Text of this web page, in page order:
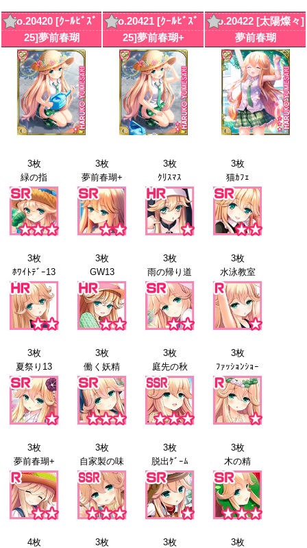
No.20420 [ｸｰﾙﾋﾞｽﾞ
25]夢前春瑚
No.20421 [ｸｰﾙﾋﾞｽﾞ
25]夢前春瑚+
No.20422 [太陽燦々]
夢前春瑚
3枚
緑の指
3枚
夢前春瑚+
3枚
ｸﾘｽﾏｽ
3枚
猫ｶﾌｪ
3枚
ﾎﾜｲﾄﾃﾞｰ13
3枚
GW13
3枚
雨の帰り道
3枚
水泳教室
3枚
夏祭り13
3枚
働く妖精
3枚
庭先の秋
3枚
ﾌｧｯｼｮﾝｼｮｰ
3枚
夢前春瑚+
3枚
自家製の味
3枚
脱出ｹﾞｰﾑ
3枚
木の精
4枚
3枚
3枚
3枚